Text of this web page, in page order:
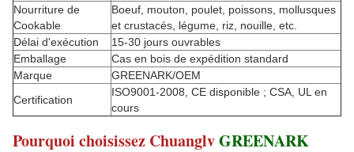
Nourriture de
Cookable
Boeuf, mouton, poulet, poissons, mollusques
et crustacés, légume, riz, nouille, etc.
Délai d'exécution
15-30 jours ouvrables
Emballage
Cas en bois de expédition standard
Marque
GREENARK/OEM
Certification
ISO9001-2008, CE disponible ; CSA, UL en
cours
Pourquoi choisissez ChuanglvGREENARK